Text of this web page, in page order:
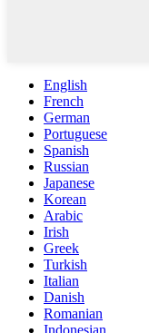
English
French
German
Portuguese
Spanish
Russian
Japanese
Korean
Arabic
Irish
Greek
Turkish
Italian
Danish
Romanian
Indonesian